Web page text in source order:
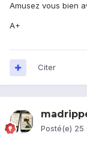
Amusez vous bien
A+
Citer
Posté(e) 25